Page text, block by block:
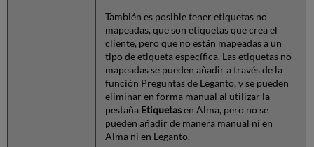
También es posible tener etiquetas no
mapeadas, que son etiquetas que crea el
cliente, pero que no están mapeadas a un
tipo de etiqueta específica. Las etiquetas no
mapeadas se pueden añadir a través de la
función Preguntas de Leganto, y se pueden
eliminar en forma manual al utilizar la
pestaña Etiquetasen Alma, pero no se
pueden añadir de manera manual ni en
Alma ni en Leganto.